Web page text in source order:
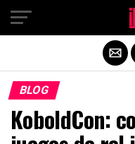
BLOG
KoboldCon:
Salir